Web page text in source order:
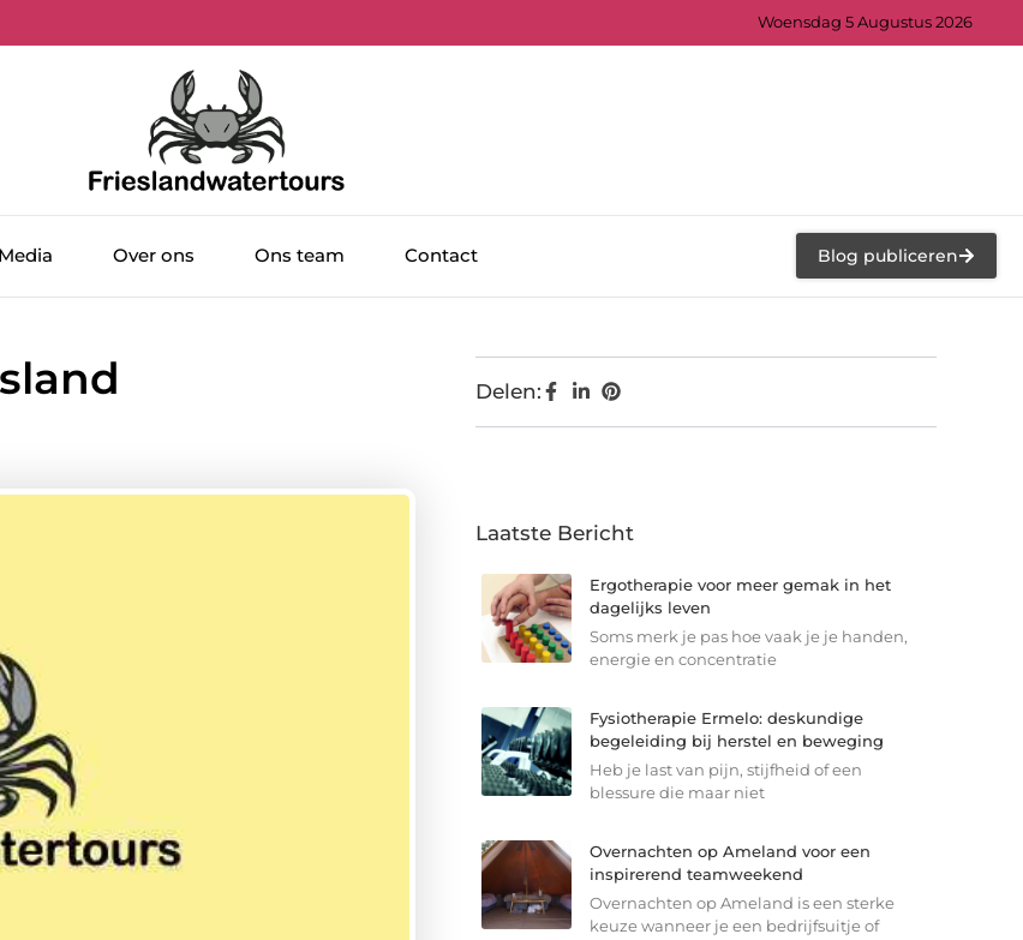
Woensdag 5 Augustus 2026
Over ons Ons team Contact Blog publiceren
Delen:
Laatste Bericht
Ergotherapie voor meer gemak in het
dagelijks leven
Soms merk je pas hoe vaak je je handen,
energie en concentratie
Fysiotherapie Ermelo: deskundige
begeleiding bij herstel en beweging
Heb je last van pijn, stijfheid of een
blessure die maar niet
Overnachten op Ameland voor een
inspirerend teamweekend
Overnachten op Ameland is een sterke
keuze wanneer je een bedrijfsuitje of